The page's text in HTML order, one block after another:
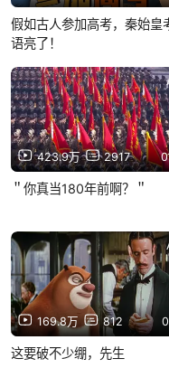
假如古人参加高考，秦始皇
语亮了！
423.9万 2917
＂你真当180年前啊？＂
169.8万 812
这要破不少绷，先生